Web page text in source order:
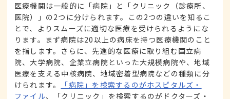
医療機関は一般的に「病院」と「クリニック（診療所、
医院）」の2つに分けられます。この2つの違いを知るこ
とで、よりスムーズに適切な医療を受けられるようにな
ります。まず病院は20以上の病床を持つ医療機関のこと
を指します。さらに、先進的な医療に取り組む国立病
院、大学病院、企業立病院といった大規模病院や、地域
医療を支える中核病院、地域密着型病院などの種類に分
けられます。
「病院」を検索するのがホスピタルズ・
ファイル、「クリニック」を検索するのがドクターズ・